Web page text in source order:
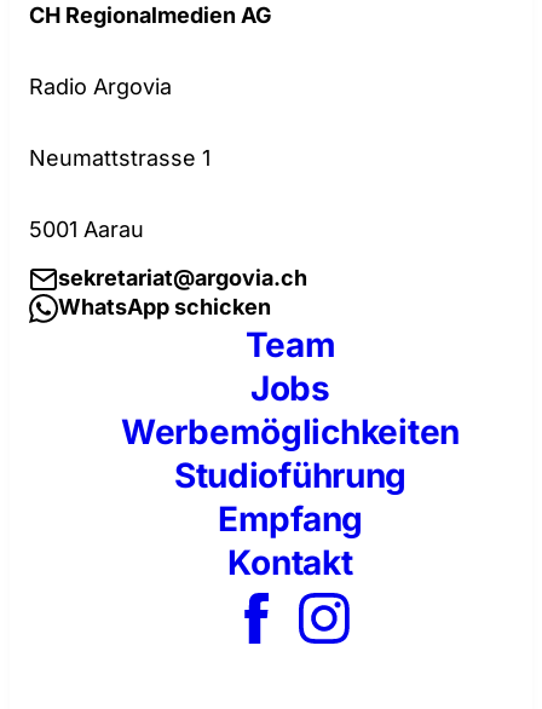
CH Regionalmedien AG
Radio Argovia
Neumattstrasse 1
5001 Aarau
sekretariat@argovia.ch
WhatsApp schicken
Team
Jobs
Werbemöglichkeiten
Studioführung
Empfang
Kontakt